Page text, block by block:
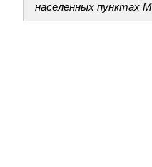
населенных пунктах